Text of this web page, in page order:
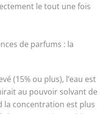
le tout une fois
de parfums : la
(15% ou plus), l’eau est
au pouvoir solvant de
la concentration est plus